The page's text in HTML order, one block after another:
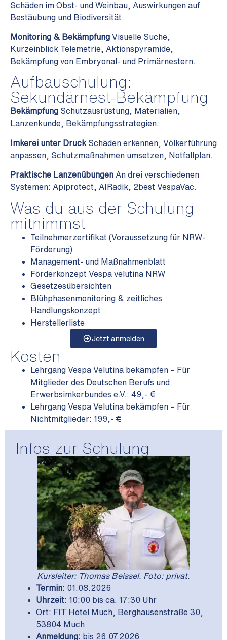
Schäden im Obst- und Weinbau, Auswirkungen auf
Bestäubung und Biodiversität.
Monitoring & Bekämpfung Visuelle Suche,
Kurzeinblick Telemetrie, Aktionspyramide,
Bekämpfung von Embryonal- und Primärnestern.
Aufbauschulung:
Sekundärnest-Bekämpfung
Bekämpfung Schutzausrüstung, Materialien,
Lanzenkunde, Bekämpfungsstrategien.
Imkerei unter DruckSchäden erkennen, Völkerführung
anpassen, Schutzmaßnahmen umsetzen, Notfallplan.
Praktische Lanzenübungen An drei verschiedenen
Systemen: Apiprotect, AIRadik, 2best VespaVac.
Was du aus der Schulung
mitnimmst
Teilnehmerzertifikat (Voraussetzung für NRW-
Förderung)
Management- und Maßnahmenblatt
Förderkonzept Vespa velutina NRW
Gesetzesübersichten
Blühphasenmonitoring & zeitliches
Handlungskonzept
Herstellerliste
Jetzt anmelden
Kosten
Lehrgang Vespa Velutina bekämpfen – Für
Mitglieder des Deutschen Berufs und
Erwerbsimkerbundes e.V.: 49,- €
Lehrgang Vespa Velutina bekämpfen – Für
Nichtmitglieder: 199,- €
Infos zur Schulung
Kursleiter: Thomas Beissel. Foto: privat.
Termin: 01.08.2026
Uhrzeit:10:00 bis ca. 17:30 Uhr
Ort: FIT Hotel Much , Berghausenstraße 30,
53804 Much
Anmeldung: bis 26.07.2026